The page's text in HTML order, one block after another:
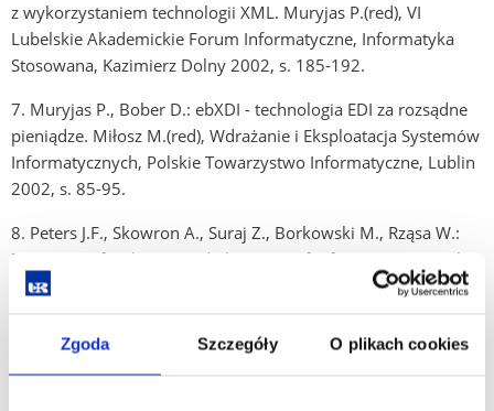
Zgoda Szczegóły O plikach cookies
z wykorzystaniem technologii XML. Muryjas P.(red), VI
Lubelskie Akademickie Forum Informatyczne, Informatyka
Stosowana, Kazimierz Dolny 2002, s. 185-192.
7. Muryjas P., Bober D.: ebXDI - technologia EDI za rozsądne
pieniądze. Miłosz M.(red), Wdrażanie i Eksploatacja Systemów
Informatycznych, Polskie Towarzystwo Informatyczne, Lublin
2002, s. 85-95.
8. Peters J.F., Skowron A., Suraj Z., Borkowski M., Rząsa W.:
Measures of Inclusion and Closeness of Information Granules:
A Rough Set Approach. In: J. Alpigini, J.F. Peters, A. Skowron,
(RSCTC'2002), Lecture Notes in Artificial Intelligence 2475